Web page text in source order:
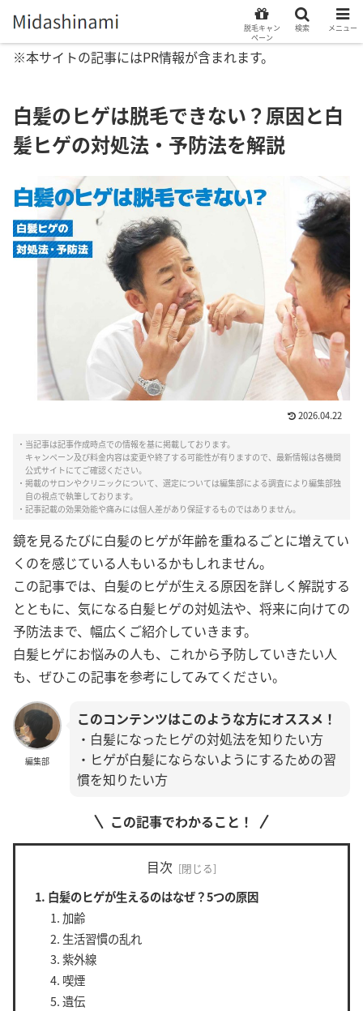
※本サイトの記事にはPR情報が含まれます。
白髪のヒゲは脱毛できない？原因と白
髪ヒゲの対処法・予防法を解説
2026.04.22
・当記事は記事作成時点での情報を基に掲載しております。
キャンペーン及び料金内容は変更や終了する可能性が有りますので、最新情報は各機関
公式サイトにてご確認ください。
・掲載のサロンやクリニックについて、選定については編集部による調査により編集部独
自の視点で執筆しております。
・記事記載の効果効能や痛みには個人差があり保証するものではありません。
鏡を見るたびに白髪のヒゲが年齢を重ねるごとに増えてい
くのを感じている人もいるかもしれません。
この記事では、白髪のヒゲが生える原因を詳しく解説する
とともに、気になる白髪ヒゲの対処法や、将来に向けての
予防法まで、幅広くご紹介していきます。
白髪ヒゲにお悩みの人も、これから予防していきたい人
も、ぜひこの記事を参考にしてみてください。
編集部
このコンテンツはこのような方にオススメ！
・白髪になったヒゲの対処法を知りたい方
・ヒゲが白髪にならないようにするための習
慣を知りたい方
この記事でわかること！
目次
白髪のヒゲが生えるのはなぜ？5つの原因
加齢
生活習慣の乱れ
紫外線
喫煙
遺伝
脱毛キャン
ペーン
検索 メニュー